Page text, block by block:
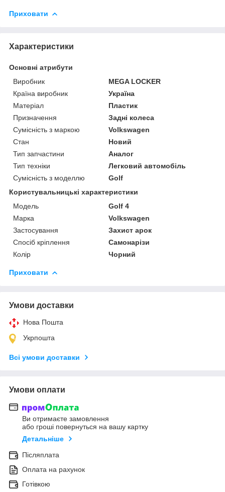
Приховати
Характеристики
Основні атрибути
Виробник
MEGA LOCKER
Країна виробник
Україна
Матеріал
Пластик
Призначення
Задні колеса
Сумісність з маркою
Volkswagen
Стан
Новий
Тип запчастини
Аналог
Тип техніки
Легковий автомобіль
Сумісність з моделлю
Golf
Користувальницькі характеристики
Мoдель
Golf 4
Марка
Volkswagen
Застосування
Захист арок
Спосіб кріплення
Самонарізи
Колір
Чорний
Приховати
Умови доставки
Нова Пошта
Укрпошта
Всі умови доставки
Умови оплати
Ви отримаєте замовлення
або гроші повернуться на вашу картку
Детальніше
Післяплата
Оплата на рахунок
Готівкою